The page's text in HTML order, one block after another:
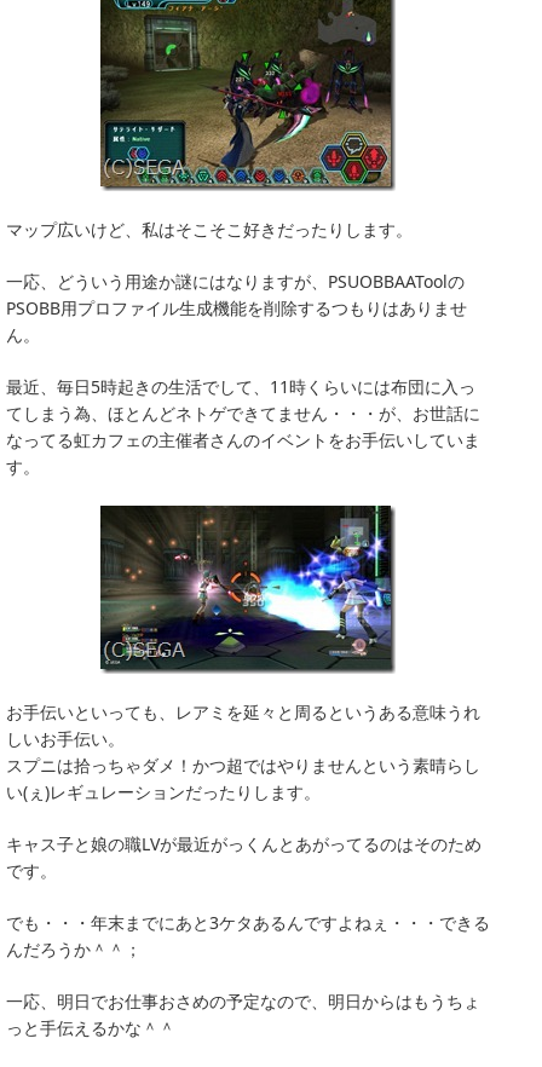
マップ広いけど、私はそこそこ好きだったりします。
一応、どういう用途か謎にはなりますが、PSUOBBAAToolの
PSOBB用プロファイル生成機能を削除するつもりはありませ
ん。
最近、毎日5時起きの生活でして、11時くらいには布団に入っ
てしまう為、ほとんどネトゲできてません・・・が、お世話に
なってる虹カフェの主催者さんのイベントをお手伝いしていま
す。
お手伝いといっても、レアミを延々と周るというある意味うれ
しいお手伝い。
スプニは拾っちゃダメ！かつ超ではやりませんという素晴らし
い(ぇ)レギュレーションだったりします。
キャス子と娘の職LVが最近がっくんとあがってるのはそのため
です。
でも・・・年末までにあと3ケタあるんですよねぇ・・・できる
んだろうか＾＾；
一応、明日でお仕事おさめの予定なので、明日からはもうちょ
っと手伝えるかな＾＾